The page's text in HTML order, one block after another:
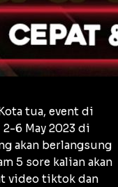
tua, event di
6 May 2023 di
akan berlangsung
5 sore kalian akan
video tiktok dan